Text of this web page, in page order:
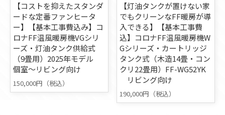
【コストを抑えたスタンダ
ードな定番ファンヒータ
ー】【基本工事費込み】コ
ロナFF温風暖房機VGシリ
ーズ・灯油タンク供給式
（9畳用）2025年モデル
個室～リビング向け
150,000円（税込）
【灯油タンクが置けない家
でもクリーンなFF暖房が導
入できる】【基本工事費
込】コロナFF温風暖房機W
Gシリーズ・カートリッジ
タンク式（木造14畳・コン
クリ22畳用）FF-WG52YK
リビング向け
190,000円（税込）